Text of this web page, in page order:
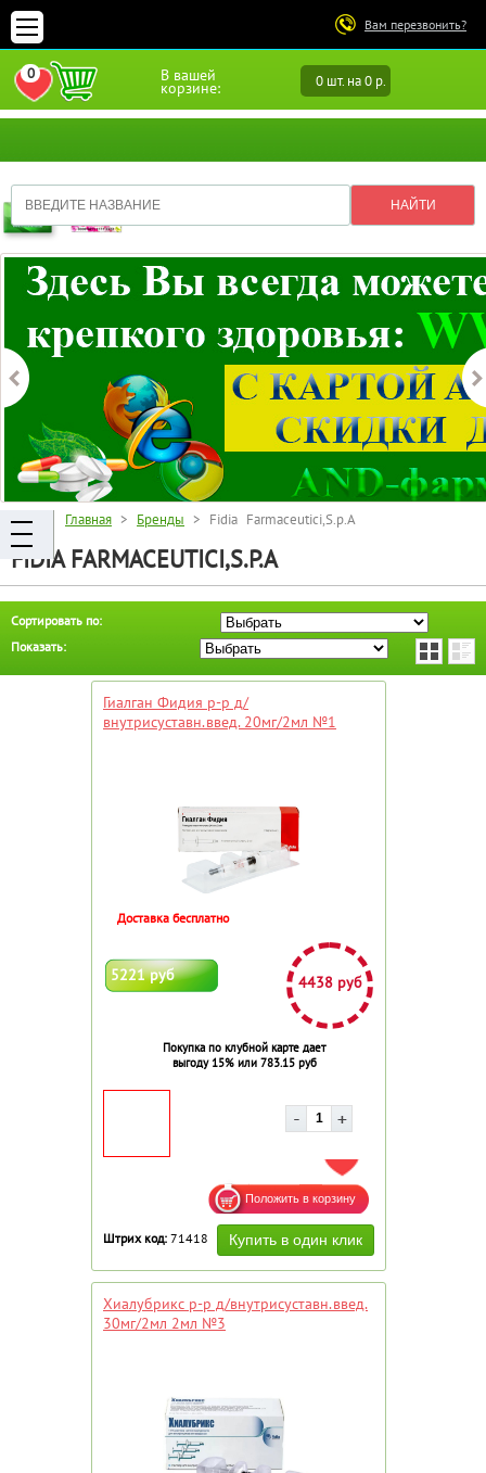
Вам перезвонить?
В вашей
корзине: 0 шт. на 0 р.
0
ПЕРЕЙТИ В ИЗБРАННОЕ
Главная > Бренды > Fidia Farmaceutici,S.p.A
FIDIA FARMACEUTICI,S.P.A
Сортировать по:
Показать:
Гиалган Фидия р-р д/
внутрисуставн.введ. 20мг/2мл №1
5221 руб 4438 руб
Покупка по клубной карте дает
выгоду 15% или 783.15 руб
Доставка бесплатно
ДОБАВИТЬ В ИЗБРАННОЕ
Штрих код: 71418
Хиалубрикс р-р д/внутрисуставн.введ.
30мг/2мл 2мл №3